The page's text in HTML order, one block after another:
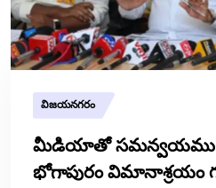
విజయనగరం
మీడియాతో సమన్వయము
భోగాపురం విమానాశ్రయం